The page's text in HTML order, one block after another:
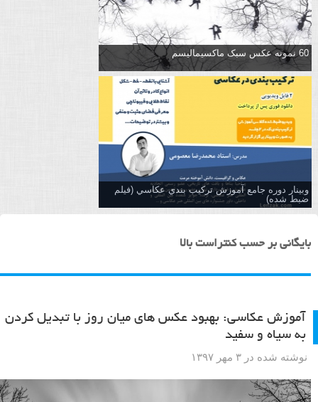
60 نمونه عکس سبک ماکسیمالیسم
وبینار دوره جامع آموزش تركيب بندي عكاسي (فیلم
ضبط شده)
بایگانی بر حسب کنتراست بالا
آموزش عکاسی: بهبود عکس های میان روز با تبدیل کردن
به سیاه و سفید
نوشته شده در ۳ مهر ۱۳۹۷